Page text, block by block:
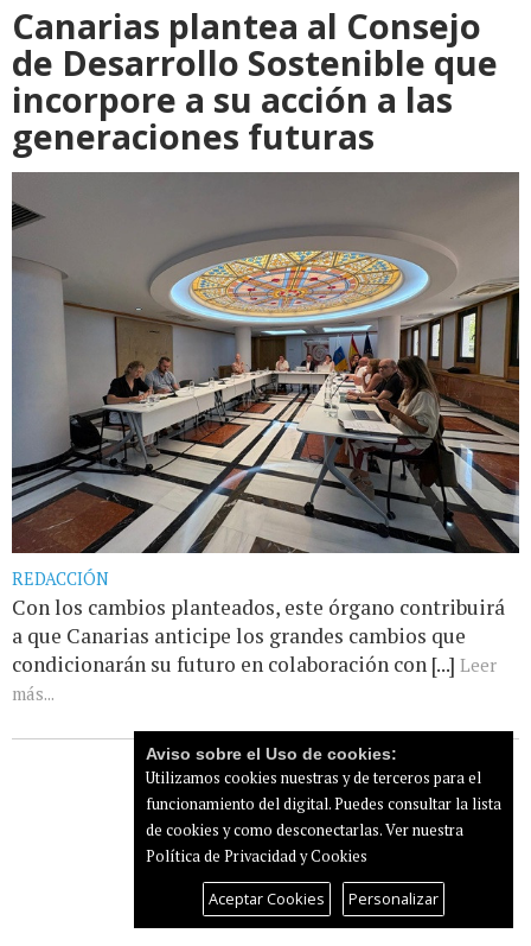
Canarias plantea al Consejo
de Desarrollo Sostenible que
incorpore a su acción a las
generaciones futuras
REDACCIÓN
Con los cambios planteados, este órgano contribuirá
a que Canarias anticipe los grandes cambios que
condicionarán su futuro en colaboración con [...] Leer
más...
Aviso sobre el Uso de cookies:
Utilizamos cookies nuestras y de terceros para el
funcionamiento del digital. Puedes consultar la lista
de cookies y como desconectarlas.Ver nuestra
Política de Privacidad y Cookies
Aceptar Cookies Personalizar